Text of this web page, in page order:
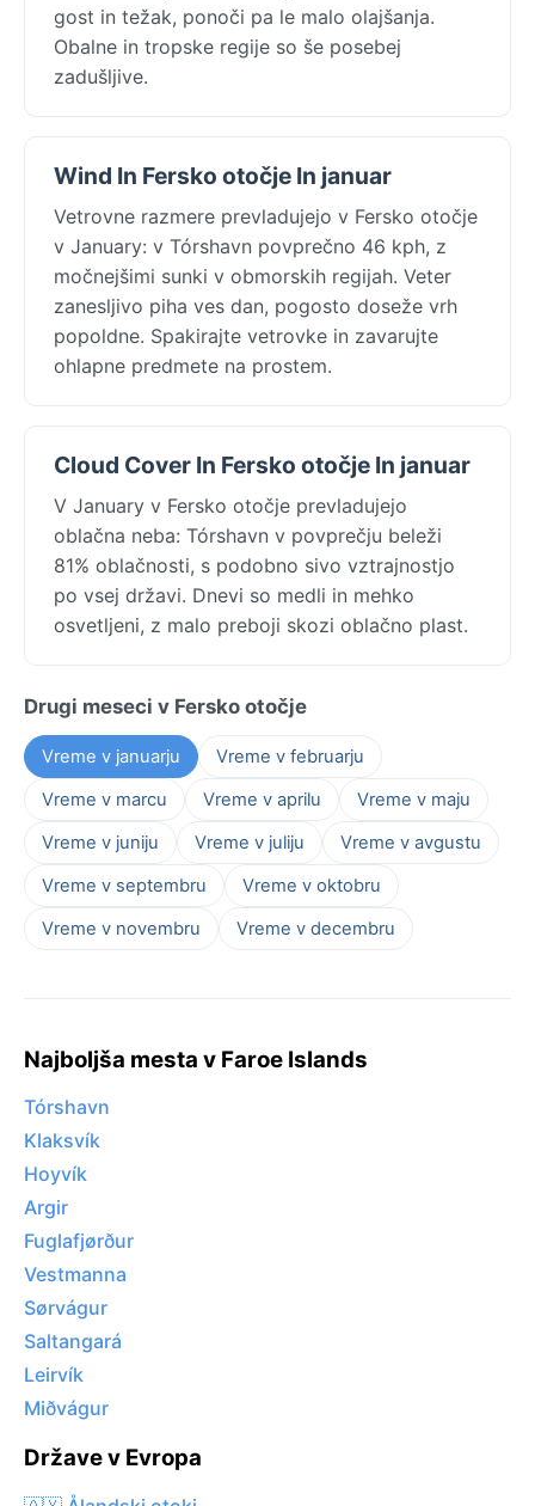
gost in težak, ponoči pa le malo olajšanja.
Obalne in tropske regije so še posebej
zadušljive.
Wind In Fersko otočje In januar
Vetrovne razmere prevladujejo v Fersko otočje
v January: v Tórshavn povprečno 46 kph, z
močnejšimi sunki v obmorskih regijah. Veter
zanesljivo piha ves dan, pogosto doseže vrh
popoldne. Spakirajte vetrovke in zavarujte
ohlapne predmete na prostem.
Cloud Cover In Fersko otočje In januar
V January v Fersko otočje prevladujejo
oblačna neba: Tórshavn v povprečju beleži
81% oblačnosti, s podobno sivo vztrajnostjo
po vsej državi. Dnevi so medli in mehko
osvetljeni, z malo preboji skozi oblačno plast.
Drugi meseci v Fersko otočje
Vreme v januarju
Vreme v februarju
Vreme v marcu
Vreme v aprilu
Vreme v maju
Vreme v juniju
Vreme v juliju
Vreme v avgustu
Vreme v septembru
Vreme v oktobru
Vreme v novembru
Vreme v decembru
Najboljša mesta v Faroe Islands
Tórshavn
Klaksvík
Hoyvík
Argir
Fuglafjørður
Vestmanna
Sørvágur
Saltangará
Leirvík
Miðvágur
Države v Evropa